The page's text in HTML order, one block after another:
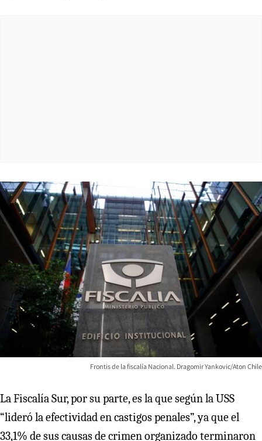
Frontis de la fiscalía Nacional. Dragomir Yankovic/Aton Chile
La Fiscalía Sur, por su parte, es la que según la USS
“lideró la efectividad en castigos penales”, ya que el
33,1% de sus causas de crimen organizado terminaron